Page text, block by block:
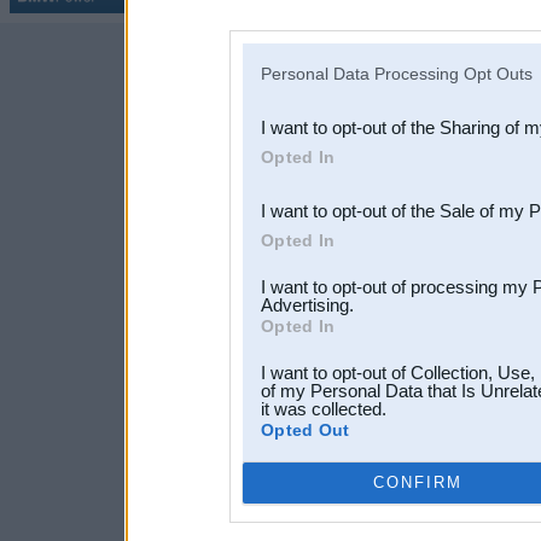
Downstream Participants
third parties.
Personal Data Processing Opt Outs
I want to opt-out of the Sharing of
Opted In
I want to opt-out of the Sale of my
Opted In
I want to opt-out of processing my
Advertising.
Opted In
I want to opt-out of Collection,
of my Personal Data that Is
it was collected.
Opted Out
CONFIRM